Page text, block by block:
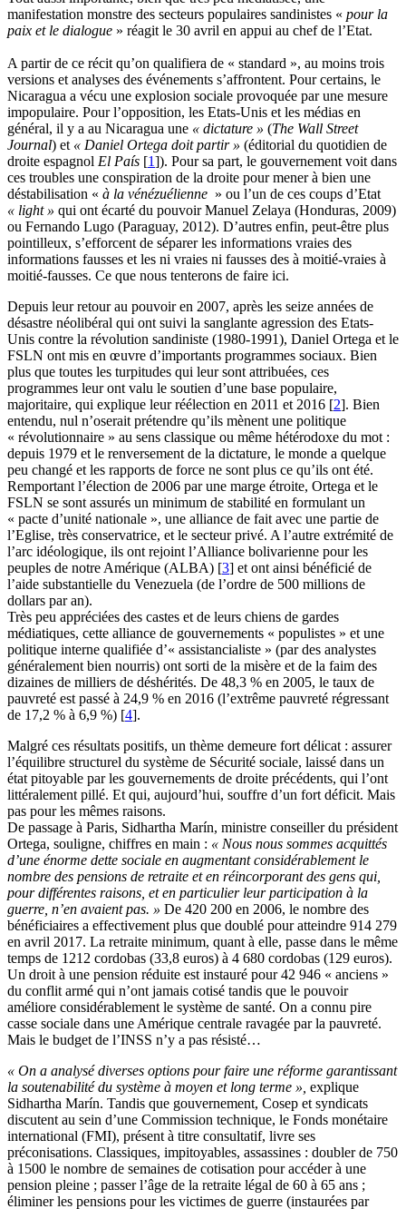
manifestation monstre des secteurs populaires sandinistes « pour la
paix et le dialogue » réagit le 30 avril en appui au chef de l’Etat.
A partir de ce récit qu’on qualifiera de « standard », au moins trois
versions et analyses des événements s’affrontent. Pour certains, le
Nicaragua a vécu une explosion sociale provoquée par une mesure
impopulaire. Pour l’opposition, les Etats-Unis et les médias en
général, il y a au Nicaragua une « dictature » (The Wall Street
Journal) et « Daniel Ortega doit partir » (éditorial du quotidien de
droite espagnol El País [1]). Pour sa part, le gouvernement voit dans
ces troubles une conspiration de la droite pour mener à bien une
déstabilisation « à la vénézuélienne » ou l’un de ces coups d’Etat
« light » qui ont écarté du pouvoir Manuel Zelaya (Honduras, 2009)
ou Fernando Lugo (Paraguay, 2012). D’autres enfin, peut-être plus
pointilleux, s’efforcent de séparer les informations vraies des
informations fausses et les ni vraies ni fausses des à moitié-vraies à
moitié-fausses. Ce que nous tenterons de faire ici.
Depuis leur retour au pouvoir en 2007, après les seize années de
désastre néolibéral qui ont suivi la sanglante agression des Etats-
Unis contre la révolution sandiniste (1980-1991), Daniel Ortega et le
FSLN ont mis en œuvre d’importants programmes sociaux. Bien
plus que toutes les turpitudes qui leur sont attribuées, ces
programmes leur ont valu le soutien d’une base populaire,
majoritaire, qui explique leur réélection en 2011 et 2016 [2]. Bien
entendu, nul n’oserait prétendre qu’ils mènent une politique
« révolutionnaire » au sens classique ou même hétérodoxe du mot :
depuis 1979 et le renversement de la dictature, le monde a quelque
peu changé et les rapports de force ne sont plus ce qu’ils ont été.
Remportant l’élection de 2006 par une marge étroite, Ortega et le
FSLN se sont assurés un minimum de stabilité en formulant un
« pacte d’unité nationale », une alliance de fait avec une partie de
l’Eglise, très conservatrice, et le secteur privé. A l’autre extrémité de
l’arc idéologique, ils ont rejoint l’Alliance bolivarienne pour les
peuples de notre Amérique (ALBA) [3] et ont ainsi bénéficié de
l’aide substantielle du Venezuela (de l’ordre de 500 millions de
dollars par an).
Très peu appréciées des castes et de leurs chiens de gardes
médiatiques, cette alliance de gouvernements « populistes » et une
politique interne qualifiée d’« assistancialiste » (par des analystes
généralement bien nourris) ont sorti de la misère et de la faim des
dizaines de milliers de déshérités. De 48,3 % en 2005, le taux de
pauvreté est passé à 24,9 % en 2016 (l’extrême pauvreté régressant
de 17,2 % à 6,9 %) [4].
Malgré ces résultats positifs, un thème demeure fort délicat : assurer
l’équilibre structurel du système de Sécurité sociale, laissé dans un
état pitoyable par les gouvernements de droite précédents, qui l’ont
littéralement pillé. Et qui, aujourd’hui, souffre d’un fort déficit. Mais
pas pour les mêmes raisons.
De passage à Paris, Sidhartha Marín, ministre conseiller du président
Ortega, souligne, chiffres en main : « Nous nous sommes acquittés
d’une énorme dette sociale en augmentant considérablement le
nombre des pensions de retraite et en réincorporant des gens qui,
pour différentes raisons, et en particulier leur participation à la
guerre, n’en avaient pas. » De 420 200 en 2006, le nombre des
bénéficiaires a effectivement plus que doublé pour atteindre 914 279
en avril 2017. La retraite minimum, quant à elle, passe dans le même
temps de 1212 cordobas (33,8 euros) à 4 680 cordobas (129 euros).
Un droit à une pension réduite est instauré pour 42 946 « anciens »
du conflit armé qui n’ont jamais cotisé tandis que le pouvoir
améliore considérablement le système de santé. On a connu pire
casse sociale dans une Amérique centrale ravagée par la pauvreté.
Mais le budget de l’INSS n’y a pas résisté…
« On a analysé diverses options pour faire une réforme garantissant
la soutenabilité du système à moyen et long terme », explique
Sidhartha Marín. Tandis que gouvernement, Cosep et syndicats
discutent au sein d’une Commission technique, le Fonds monétaire
international (FMI), présent à titre consultatif, livre ses
préconisations. Classiques, impitoyables, assassines : doubler de 750
à 1500 le nombre de semaines de cotisation pour accéder à une
pension pleine ; passer l’âge de la retraite légal de 60 à 65 ans ;
éliminer les pensions pour les victimes de guerre (instaurées par